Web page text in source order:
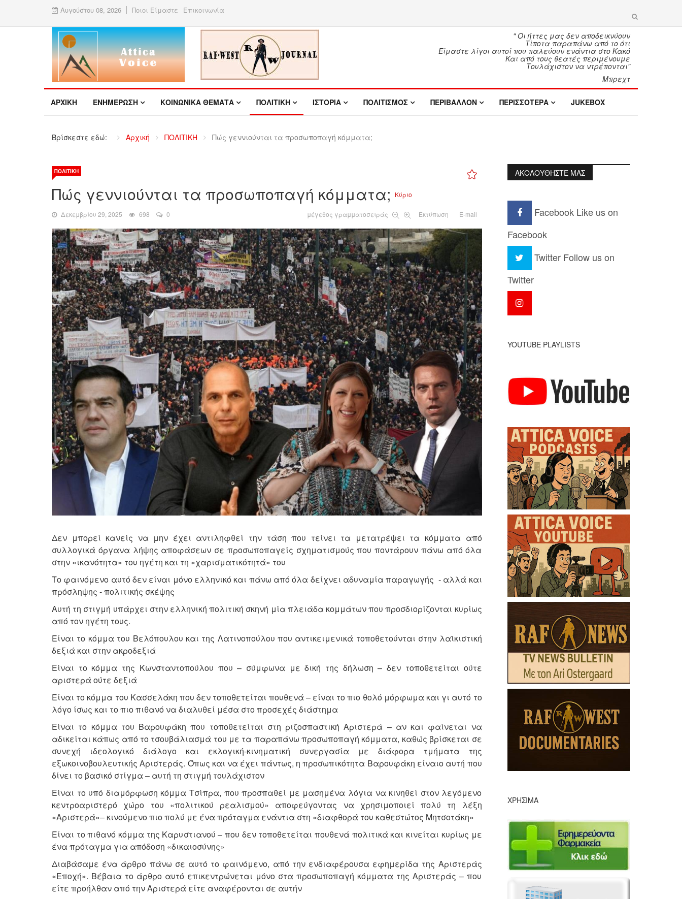
Αυγούστου 08, 2026 Ποιοι Είμαστε Επικοινωνία
" Οι ήττες μας δεν αποδεικνύουν
Τίποτα παραπάνω από το ότι
Είμαστε λίγοι αυτοί που παλεύουν ενάντια στο Κακό
Και από τους θεατές περιμένουμε
Τουλάχιστον να ντρέπονται"
Μπρεχτ
ΑΡΧΙΚΉ ΕΝΗΜΕΡΩΣΗ ΚΟΙΝΩΝΙΚΑ ΘΕΜΑΤΑ ΠΟΛΙΤΙΚΗ ΙΣΤΟΡΙΑ ΠΟΛΙΤΙΣΜΟΣ ΠΕΡΙΒΑΛΛΟΝ ΠΕΡΙΣΣΟΤΕΡΑ JUKEBOX
Βρίσκεστε εδώ: Αρχική ΠΟΛΙΤΙΚΗ Πώς γεννιούνται τα προσωποπαγή κόμματα;
ΠΟΛΙΤΙΚΉ
Πώς γεννιούνται τα προσωποπαγή κόμματα; Κύριο
Δεκεμβρίου 29, 2025 698 0 μέγεθος γραμματοσειράς Εκτύπωση E-mail
Δεν μπορεί κανείς να μην έχει αντιληφθεί την τάση που τείνει τα μετατρέψει τα κόμματα από
συλλογικά όργανα λήψης αποφάσεων σε προσωποπαγείς σχηματισμούς που ποντάρουν πάνω από όλα
στην «ικανότητα» του ηγέτη και τη «χαρισματικότητά» του
Το φαινόμενο αυτό δεν είναι μόνο ελληνικό και πάνω από όλα δείχνει αδυναμία παραγωγής - αλλά και
πρόσληψης - πολιτικής σκέψης
Αυτή τη στιγμή υπάρχει στην ελληνική πολιτική σκηνή μία πλειάδα κομμάτων που προσδιορίζονται κυρίως
από τον ηγέτη τους.
Είναι το κόμμα του Βελόπουλου και της Λατινοπούλου που αντικειμενικά τοποθετούνται στην λαϊκιστική
δεξιά και στην ακροδεξιά
Είναι το κόμμα της Κωνσταντοπούλου που – σύμφωνα με δική της δήλωση – δεν τοποθετείται ούτε
αριστερά ούτε δεξιά
Είναι το κόμμα του Κασσελάκη που δεν τοποθετείται πουθενά – είναι το πιο θολό μόρφωμα και γι αυτό το
λόγο ίσως και το πιο πιθανό να διαλυθεί μέσα στο προσεχές διάστημα
Είναι το κόμμα του Βαρουφάκη που τοποθετείται στη ριζοσπαστική Αριστερά – αν και φαίνεται να
αδικείται κάπως από το τσουβάλιασμά του με τα παραπάνω προσωποπαγή κόμματα, καθώς βρίσκεται σε
συνεχή ιδεολογικό διάλογο και εκλογική-κινηματική συνεργασία με διάφορα τμήματα της
εξωκοινοβουλευτικής Αριστεράς. Όπως και να έχει πάντως, η προσωπικότητα Βαρουφάκη είναιο αυτή που
δίνει το βασικό στίγμα – αυτή τη στιγμή τουλάχιστον
Είναι το υπό διαμόρφωση κόμμα Τσίπρα, που προσπαθεί με μασημένα λόγια να κινηθεί στον λεγόμενο
κεντροαριστερό χώρο του «πολιτικού ρεαλισμού» αποφεύγοντας να χρησιμοποιεί πολύ τη λέξη
«Αριστερά»– κινούμενο πιο πολύ με ένα πρόταγμα ενάντια στη «διαφθορά του καθεστώτος Μητσοτάκη»
Είναι το πιθανό κόμμα της Καρυστιανού – που δεν τοποθετείται πουθενά πολιτικά και κινείται κυρίως με
ένα πρόταγμα για απόδοση «δικαιοσύνης»
Διαβάσαμε ένα άρθρο πάνω σε αυτό το φαινόμενο, από την ενδιαφέρουσα εφημερίδα της Αριστεράς
«Εποχή». Βέβαια το άρθρο αυτό επικεντρώνεται μόνο στα προσωποπαγή κόμματα της Αριστεράς – που
είτε προήλθαν από την Αριστερά είτε αναφέρονται σε αυτήν
ΑΚΟΛΟΥΘΗΣΤΕ ΜΑΣ
Facebook Like us on
Facebook
Twitter Follow us on
Twitter
YOUTUBE PLAYLISTS
ΧΡΉΣΙΜΑ